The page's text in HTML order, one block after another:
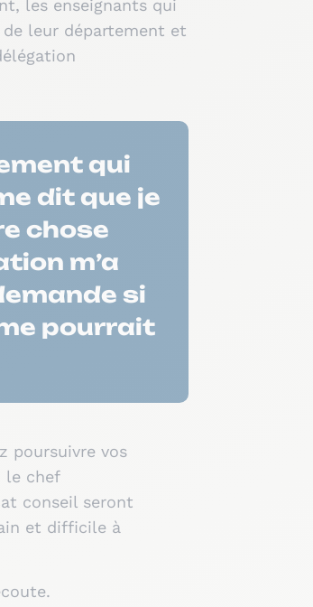
les enseignants qui
leur département et
qui
dit que je
chose
m’a
si
pourrait
poursuivre vos
le chef
conseil seront
et difficile à